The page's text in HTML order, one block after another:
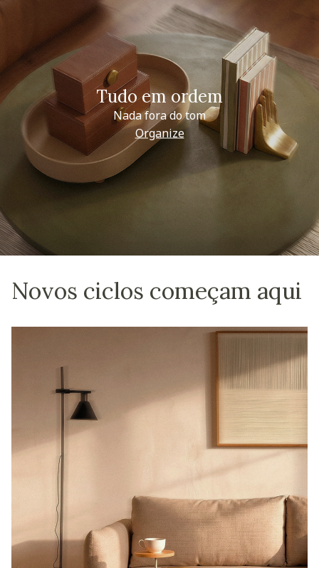
Tudo em ordem
Nada fora do tom
Organize
Novos ciclos começam aqui